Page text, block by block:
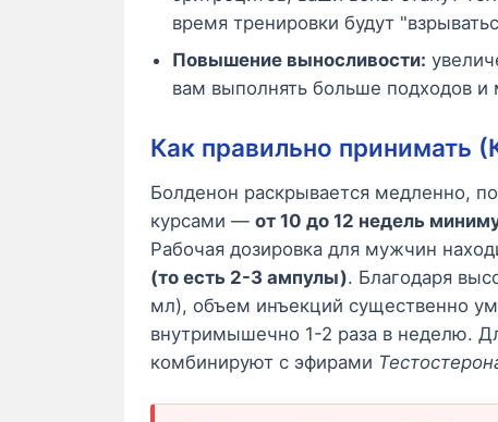
время тренировки будут
Повышение выносливости:
вам выполнять больше подходов и
Как правильно принимать
Болденон раскрывается медленно,
курсами — от 10 до 12 недель
Рабочая дозировка для мужчин
(то есть 2-3 ампулы). Благодаря
мл), объем инъекций существенно
внутримышечно 1-2 раза в неделю.
комбинируют с эфирами